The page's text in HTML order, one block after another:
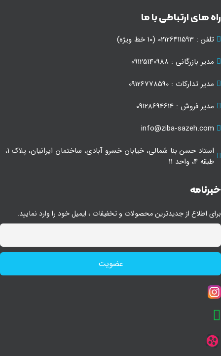
های ارتباطی با ما
تلفن : 02126411593 (10 خط ویژه)
مدیر بازرگانی : 09125140988
مدیر تدارکات : 09126778590
مدیر فروش : 09128694614
info@ziba-sazeh.com
استاد حسن بنا شمالی، خیابان خسرو آبادی، ساختمان ایرانیان، پلاک ۱،
طبقه ۴، واحد ۱۱
اطلاع از جدیدترین محصولات و تخفیفات ، ایمیل خود را وارد نمایید.